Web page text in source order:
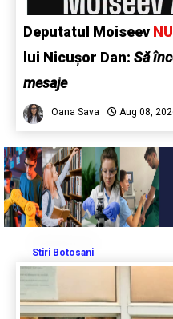
Deputatul Moiseev NU
lui Nicușor Dan: Să
mesaje
Oana Sava Aug 08,
Stiri Botosani